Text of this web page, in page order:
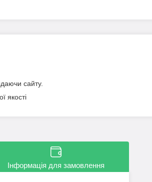
сайту.
якості
Інформація для замовлення